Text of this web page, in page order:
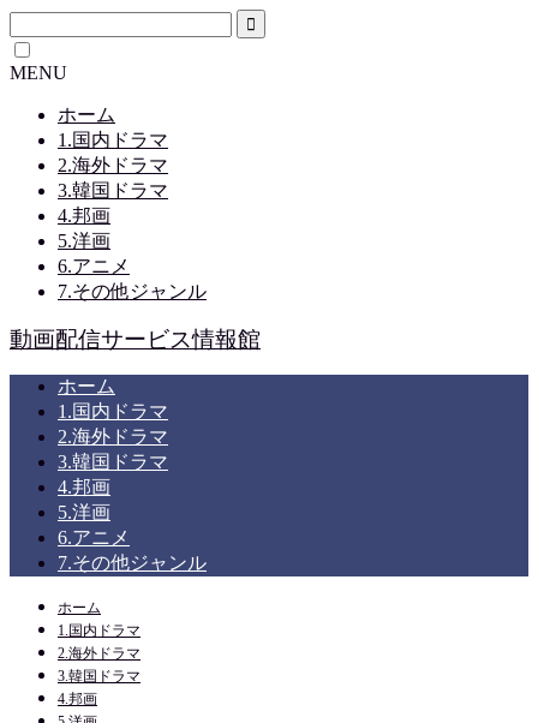
MENU
ホーム
1.国内ドラマ
2.海外ドラマ
3.韓国ドラマ
4.邦画
5.洋画
6.アニメ
7.その他ジャンル
動画配信サービス情報館
ホーム
1.国内ドラマ
2.海外ドラマ
3.韓国ドラマ
4.邦画
5.洋画
6.アニメ
7.その他ジャンル
ホーム
1.国内ドラマ
2.海外ドラマ
3.韓国ドラマ
4.邦画